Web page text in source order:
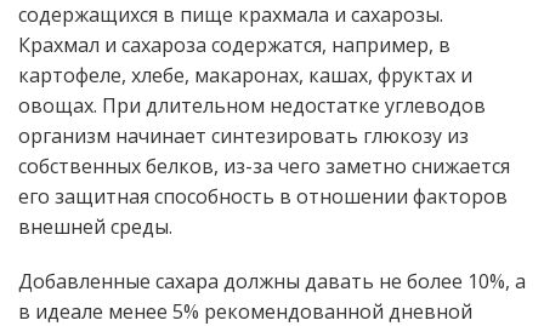
содержащихся в пище крахмала и сахарозы.
Крахмал и сахароза содержатся, например, в
картофеле, хлебе, макаронах, кашах, фруктах и
овощах. При длительном недостатке углеводов
организм начинает синтезировать глюкозу из
собственных белков, из-за чего заметно снижается
его защитная способность в отношении факторов
внешней среды.
Добавленные сахара должны давать не более 10%, а
в идеале менее 5% рекомендованной дневной